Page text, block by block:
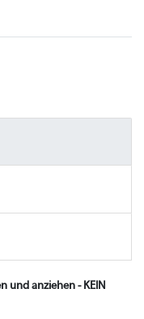
und anziehen - KEIN